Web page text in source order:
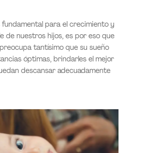
para el crecimiento y
de nuestros hijos, es por eso que
tantísimo que su sueño
óptimas, brindarles el mejor
descansar adecuadamente